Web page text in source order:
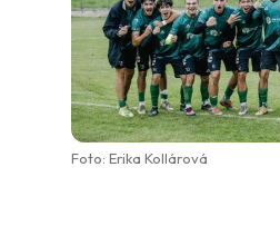
Foto: Erika Kollárová